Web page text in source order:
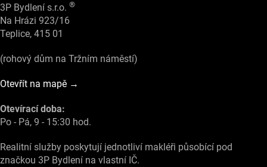
3P Bydlení s.r.o. ®
Na Hrázi 923/16
Teplice, 415 01
(rohový dům na Tržním náměstí)
Otevřít na mapě →
Otevírací doba:
Po - Pá, 9 - 15:30 hod.
Realitní služby poskytují jednotliví makléři působící pod
značkou 3P Bydlení na vlastní IČ.